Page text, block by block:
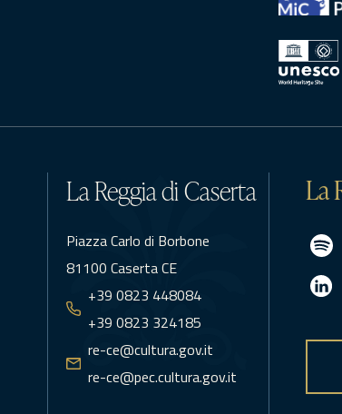
La Reggia di Caserta
Piazza Carlo di Borbone
81100 Caserta CE
+39 0823 448084
+39 0823 324185
re-ce@cultura.gov.it
re-ce@pec.cultura.gov.it
La